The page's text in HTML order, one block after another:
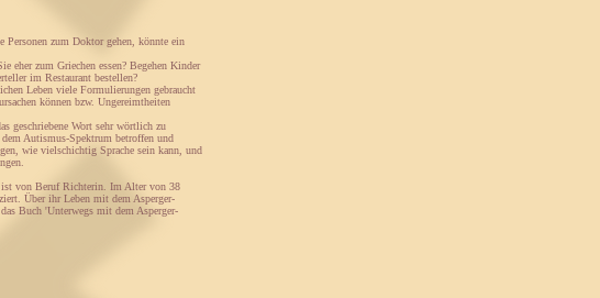
zum Doktor gehen, könnte ein
eher zum Griechen essen? Begehen Kinder
im Restaurant bestellen?
Leben viele Formulierungen gebraucht
können bzw. Ungereimtheiten
geschriebene Wort sehr wörtlich zu
Autismus-Spektrum betroffen und
wie vielschichtig Sprache sein kann, und
ist von Beruf Richterin. Im Alter von 38
Über ihr Leben mit dem Asperger-
Buch 'Unterwegs mit dem Asperger-